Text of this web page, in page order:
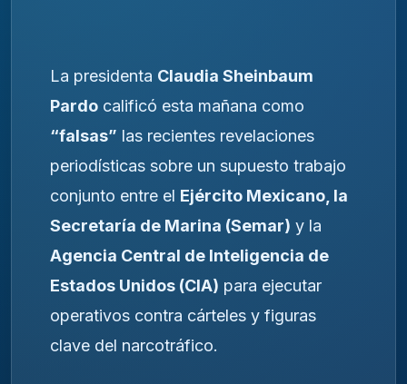
La presidenta Claudia Sheinbaum
Pardo calificó esta mañana como
“falsas” las recientes revelaciones
periodísticas sobre un supuesto trabajo
conjunto entre el Ejército Mexicano, la
Secretaría de Marina (Semar) y la
Agencia Central de Inteligencia de
Estados Unidos (CIA) para ejecutar
operativos contra cárteles y figuras
clave del narcotráfico.